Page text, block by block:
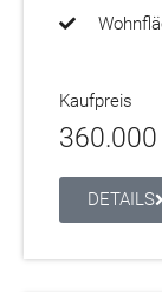
Kaufpreis
DETAILS